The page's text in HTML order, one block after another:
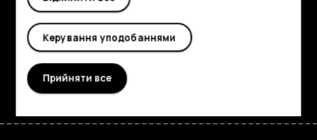
Planet and people
Підтримка
Facebook
TiktokYoutube
Керування уподобаннями
Прийняти все